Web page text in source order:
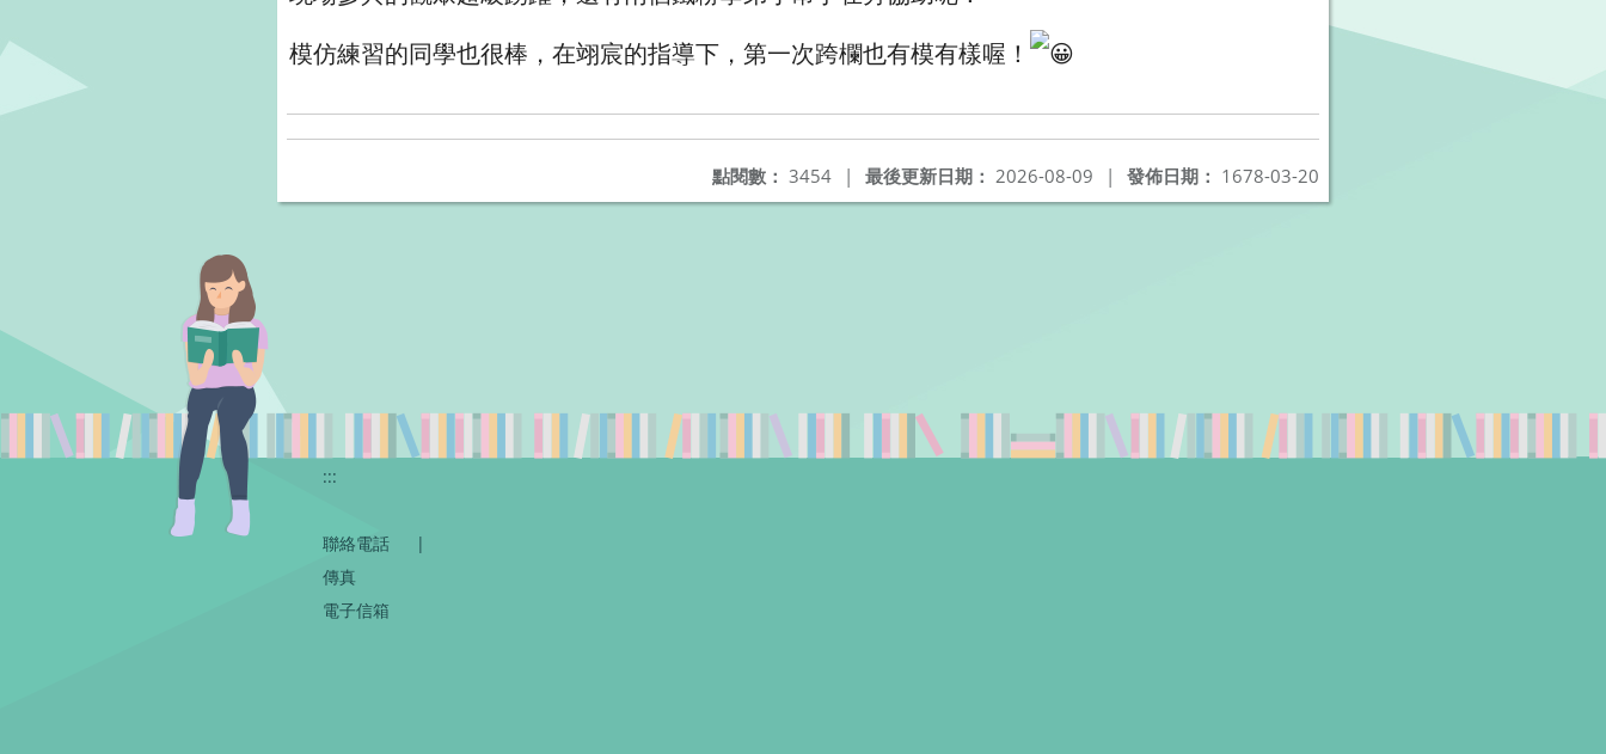
模仿練習的同學也很棒，在翊宸的指導下，第一次跨欄也有模有樣喔！
發佈日期： 1678-03-20
最後更新日期： 2026-08-09 |
點閱數： 3454 |
:::
聯絡電話
|
傳真
電子信箱